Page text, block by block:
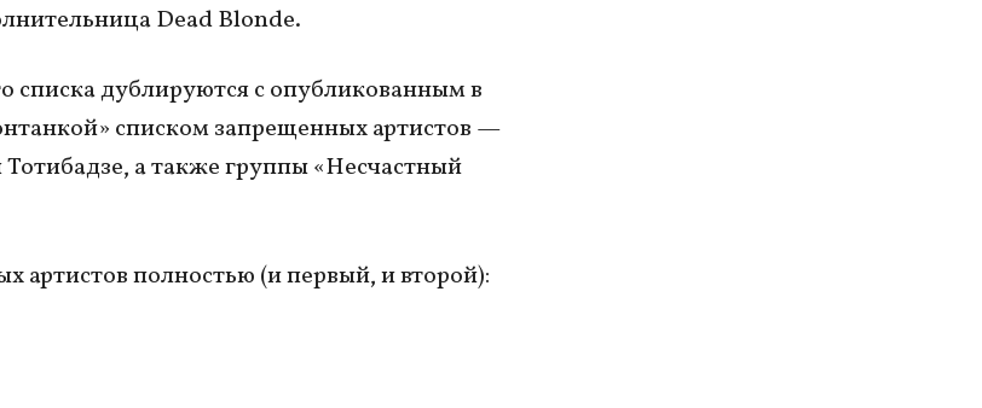
Dead Blonde.
списка дублируются с опубликованным в
списком запрещенных артистов —
а также группы «Несчастный
артистов полностью (и первый, и второй):